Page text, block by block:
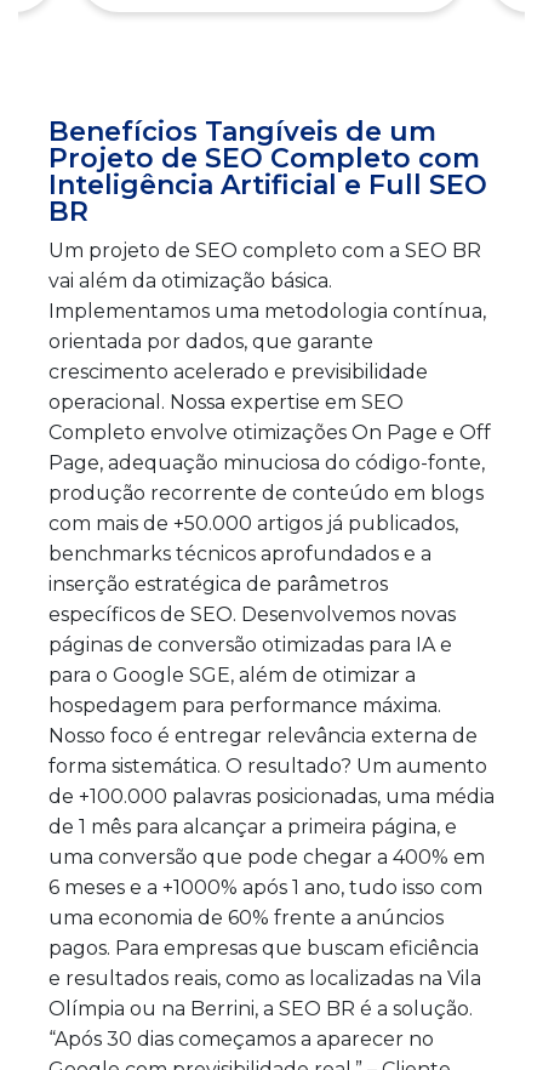
Benefícios Tangíveis de um
Projeto de SEO Completo com
Inteligência Artificial e Full SEO
BR
Um projeto de SEO completo com a SEO BR
vai além da otimização básica.
Implementamos uma metodologia contínua,
orientada por dados, que garante
crescimento acelerado e previsibilidade
operacional. Nossa expertise em SEO
Completo envolve otimizações On Page e Off
Page, adequação minuciosa do código-fonte,
produção recorrente de conteúdo em blogs
com mais de +50.000 artigos já publicados,
benchmarks técnicos aprofundados e a
inserção estratégica de parâmetros
específicos de SEO. Desenvolvemos novas
páginas de conversão otimizadas para IA e
para o Google SGE, além de otimizar a
hospedagem para performance máxima.
Nosso foco é entregar relevância externa de
forma sistemática. O resultado? Um aumento
de +100.000 palavras posicionadas, uma média
de 1 mês para alcançar a primeira página, e
uma conversão que pode chegar a 400% em
6 meses e a +1000% após 1 ano, tudo isso com
uma economia de 60% frente a anúncios
pagos. Para empresas que buscam eficiência
e resultados reais, como as localizadas na Vila
Olímpia ou na Berrini, a SEO BR é a solução.
“Após 30 dias começamos a aparecer no